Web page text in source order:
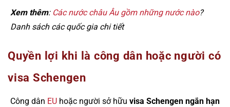
Xem thêm: Các nước châu Âu gồm những nước nào?
Danh sách các quốc gia chi tiết
Quyền lợi khi là công dân hoặc người có
visa Schengen
Công dân EU hoặc người sở hữu visa Schengen ngắn hạn